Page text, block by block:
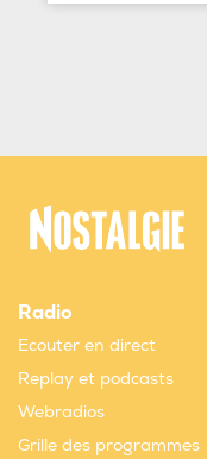
Radio
Ecouter en direct
Replay et podcasts
Webradios
Grille des programmes